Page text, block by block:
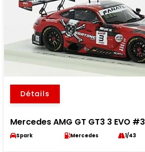
Détails
Mercedes AMG GT GT3 3 EVO
Spark Mercedes 1/43